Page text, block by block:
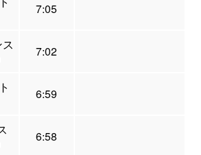
7:05
7:02
6:59
6:58